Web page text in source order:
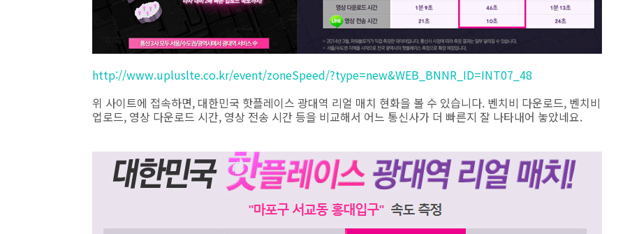
http://www.upluslte.co.kr/event/zoneSpeed/?type=new&WEB_BNNR_ID=INT07_48
위 사이트에 접속하면, 대한민국 핫플레이스 광대역 리얼 매치 현화을 볼 수 있습니다. 벤치비 다운로드, 벤치비
업로드, 영상 다운로드 시간, 영상 전송 시간 등을 비교해서 어느 통신사가 더 빠른지 잘 나타내어 놓았네요.